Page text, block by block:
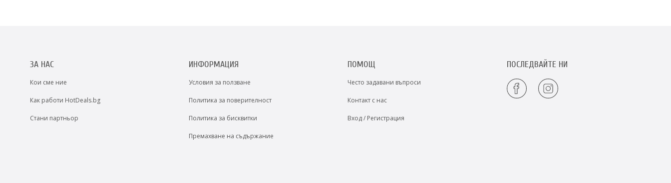
ЗА НАС
Кои сме ние
Как работи HotDeals.bg
Стани партньор
ИНФОРМАЦИЯ
Условия за ползване
Политика за поверителност
Политика за бисквитки
Премахване на съдържание
ПОМОЩ
Често задавани въпроси
Контакт с нас
Вход / Регистрация
ПОСЛЕДВАЙТЕ НИ